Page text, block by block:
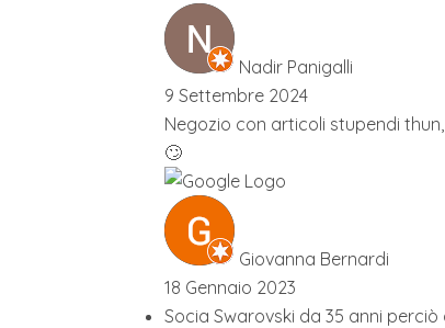
Nadir Panigalli
9 Settembre 2024
Negozio con articoli stupendi
🙄
Giovanna Bernardi
18 Gennaio 2023
Socia Swarovski da 35 anni